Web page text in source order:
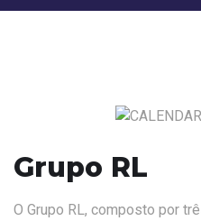
Grupo RL
O Grupo RL, composto por